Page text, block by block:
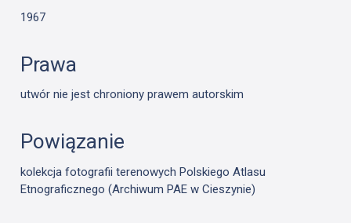
1967
Prawa
utwór nie jest chroniony prawem autorskim
Powiązanie
kolekcja fotografii terenowych Polskiego Atlasu
Etnograficznego (Archiwum PAE w Cieszynie)